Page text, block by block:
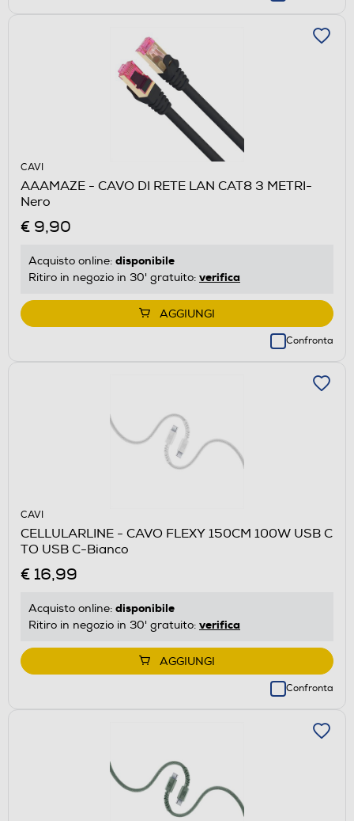
CAVI
AAAMAZE - CAVO DI RETE LAN CAT8 3 METRI-
Nero
€ 9,90
Acquisto online: disponibile
Ritiro in negozio in 30' gratuito: verifica
AGGIUNGI
Confronta
CAVI
CELLULARLINE - CAVO FLEXY 150CM 100W USB C
TO USB C-Bianco
€ 16,99
Acquisto online: disponibile
Ritiro in negozio in 30' gratuito: verifica
AGGIUNGI
Confronta